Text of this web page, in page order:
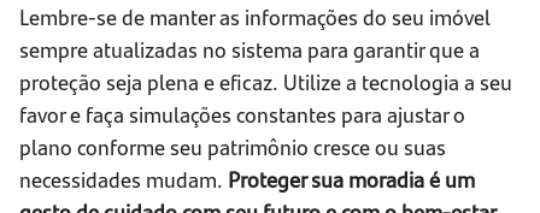
Lembre-se de manter as informações do seu imóvel
sempre atualizadas no sistema para garantir que a
proteção seja plena e eficaz. Utilize a tecnologia a seu
favor e faça simulações constantes para ajustar o
plano conforme seu patrimônio cresce ou suas
necessidades mudam. Proteger sua moradia é um